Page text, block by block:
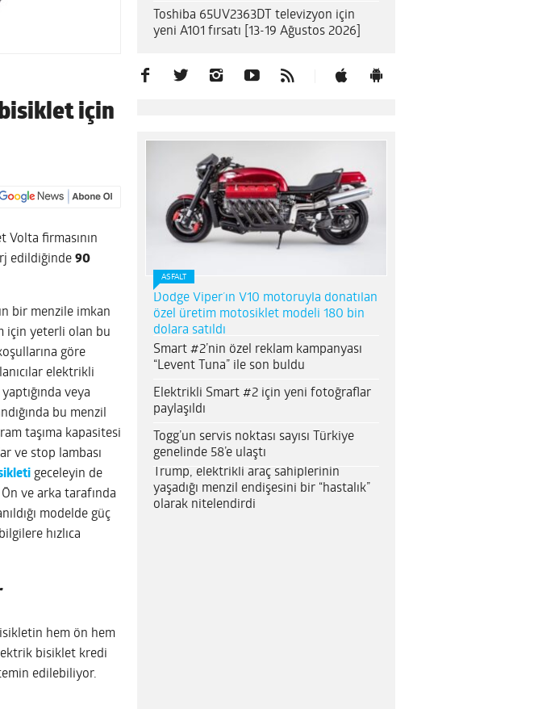
için
Volta firmasının
edildiğinde 90
bir menzile imkan
için yeterli olan bu
göre
elektrikli
veya
bu menzil
taşıma kapasitesi
ve stop lambası
geceleyin de
ve arka tarafında
modelde güç
hızlıca
hem ön hem
bisiklet kredi
edilebiliyor.
Toshiba 65UV2363DT televizyon için
yeni A101 fırsatı [13-19 Ağustos 2026]
ASFALT
Dodge Viper’ın V10 motoruyla donatılan
özel üretim motosiklet modeli 180 bin
dolara satıldı
Smart #2’nin özel reklam kampanyası
“Levent Tuna” ile son buldu
Elektrikli Smart #2 için yeni fotoğraflar
paylaşıldı
Togg’un servis noktası sayısı Türkiye
genelinde 58’e ulaştı
Trump, elektrikli araç sahiplerinin
yaşadığı menzil endişesini bir “hastalık”
olarak nitelendirdi